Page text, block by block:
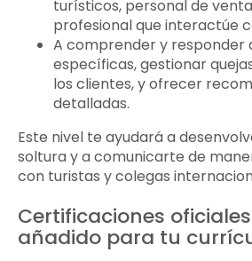
turísticos, personal de
profesional que interactúe
A comprender y responder
específicas, gestionar
los clientes, y ofrecer
detalladas.
Este nivel te ayudará a
soltura y a comunicarte de
con turistas y colegas
Certificaciones
añadido para tu